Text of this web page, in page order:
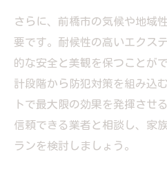
さらに、前橋市の気候や地域
要です。耐候性の高いエクス
的な安全と美観を保つことが
計段階から防犯対策を組み込
トで最大限の効果を発揮させ
信頼できる業者と相談し、家
ランを検討しましょう。